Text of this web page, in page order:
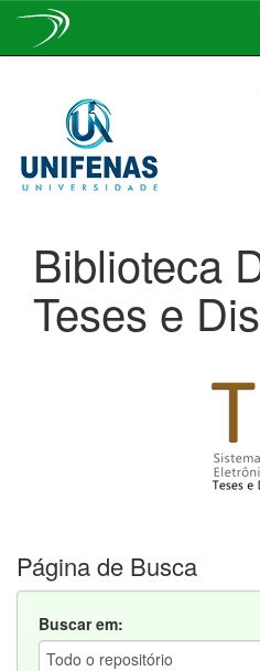
navigation
Biblioteca
Teses e
Página de Busca
Buscar em: